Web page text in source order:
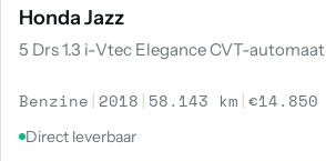
Honda Jazz
5 Drs 1.3 i-Vtec Elegance CVT-automaat
Benzine | 2018 | 58.143 km |€14.850
Direct leverbaar